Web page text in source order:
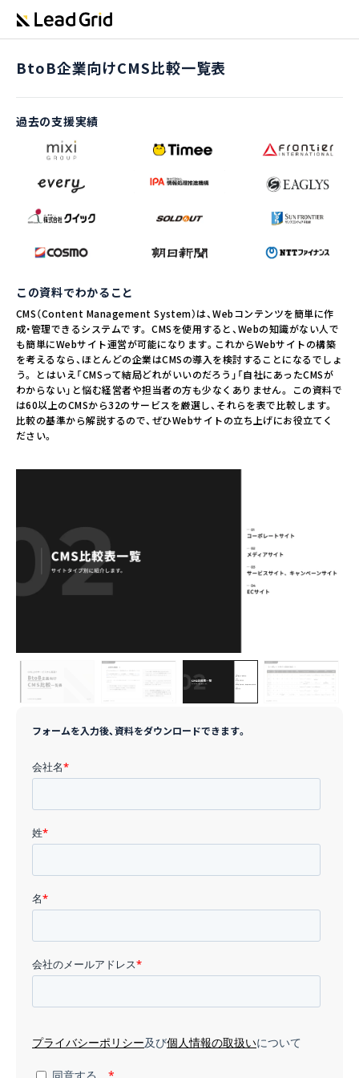
BtoB企業向けCMS比較一覧表
過去の支援実績
この資料でわかること
CMS（Content Management System）は、Webコンテンツを簡単に作
成・管理できるシステムです。 CMSを使用すると、Webの知識がない人で
も簡単にWebサイト運営が可能になります。これからWebサイトの構築
を考えるなら、ほとんどの企業はCMSの導入を検討することになるでしょ
う。 とはいえ「CMSって結局どれがいいのだろう」「自社にあったCMSが
わからない」と悩む経営者や担当者の方も少なくありません。 この資料で
は60以上のCMSから32のサービスを厳選し、それらを表で比較します。
比較の基準から解説するので、ぜひWebサイトの立ち上げにお役立てく
ださい。
フォームを入力後、資料をダウンロードできます。